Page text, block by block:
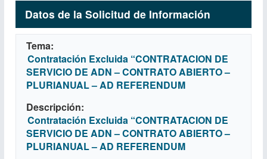
Datos de la Solicitud de Información
Tema
Contratación Excluida “CONTRATACION DE
SERVICIO DE ADN – CONTRATO ABIERTO –
PLURIANUAL – AD REFERENDUM
Descripción
Contratación Excluida “CONTRATACION DE
SERVICIO DE ADN – CONTRATO ABIERTO –
PLURIANUAL – AD REFERENDUM